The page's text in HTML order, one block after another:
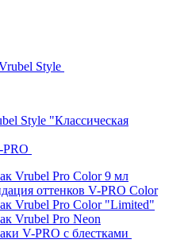
Style
Style "Классическая
PRO
Vrubel Pro Color 9 мл
оттенков V-PRO Color
Vrubel Pro Color "Limited"
Vrubel Pro Neon
V-PRO c блестками